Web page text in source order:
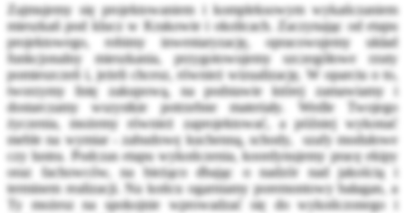
Zajmujemy się projektowaniem i kompleksowym wykańczaniem
mieszkań pod klucz w Krakowie i okolicach. Zaczynając od etapu
projektowego, robimy inwentaryzację, opracowujemy układ
funkcjonalny mieszkania, przygotowujemy szczegółowe rzuty
pomieszczeń i, jeżeli chcesz, również wizualizację. W oparciu o to,
tworzymy listę zakupową, na podstawie której zamawiamy i
dostarczamy wszystkie potrzebne materiały. Wedle Twojego
życzenia, możemy również zaprojektować, a później wykonać
meble na wymiar - zabudowę kuchenną, schody, szafy modułowe
czy lustra. Podczas etapu wykończenia, koordynujemy pracę ekipy
oraz fachowców, na bieżąco dbając o nadzór nad jakością i
terminem realizacji. Na końcu ogarniamy poremontowy bałagan, a
Ty możesz na spokojnie wprowadzać się do wykończonego i